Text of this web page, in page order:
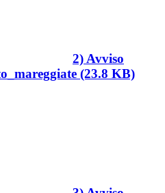
2) Avviso
(23.8 KB)